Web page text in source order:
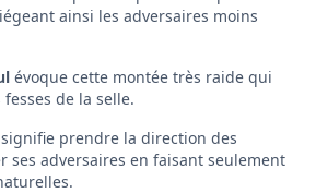
ainsi les adversaires moins
évoque cette montée très raide qui
de la selle.
signifie prendre la direction des
ses adversaires en faisant seulement